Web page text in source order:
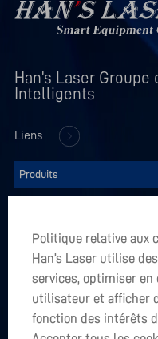
Han’s Laser Groupe
Intelligents
Liens
Produits
Applications
Vous avez un projet en tête?
Politique relative aux
Han’s Laser utilise
services, optimiser en
utilisateur et afficher
fonction des intérêts